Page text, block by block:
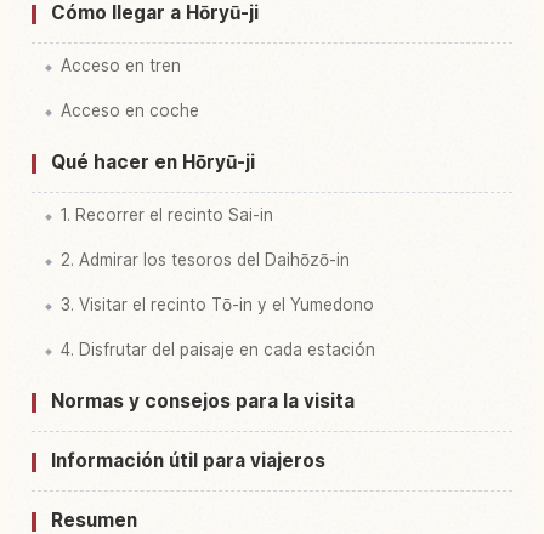
Cómo llegar a Hōryū-ji
Acceso en tren
Acceso en coche
Qué hacer en Hōryū-ji
1. Recorrer el recinto Sai-in
2. Admirar los tesoros del Daihōzō-in
3. Visitar el recinto Tō-in y el Yumedono
4. Disfrutar del paisaje en cada estación
Normas y consejos para la visita
Información útil para viajeros
Resumen